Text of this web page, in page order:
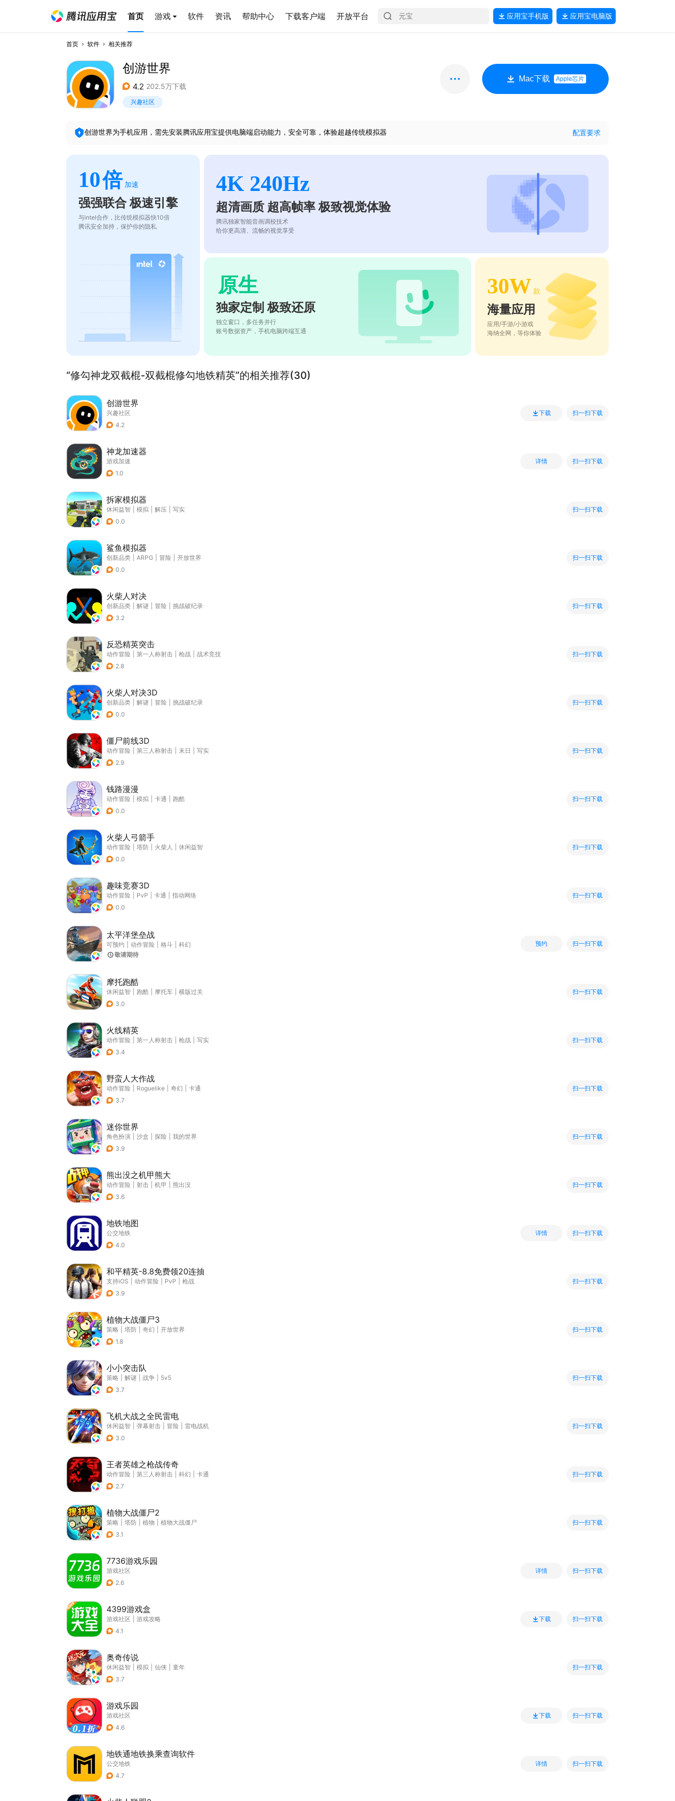
首页 游戏 软件 资讯 帮助中心 下载客户端 开放平台 应用宝手机版 应用宝电脑版
首页 软件 相关推荐
创游世界
4.2 202.5万下载
兴趣社区
Mac下载 Apple芯片
创游世界为手机应用，需先安装腾讯应用宝提供电脑端启动能力，安全可靠，体验超越传统模拟器 配置要求
10倍 加速
强强联合 极速引擎
与intel合作，比传统模拟器快10倍
腾讯安全加持，保护你的隐私
4K 240Hz
超清画质 超高帧率 极致视觉体验
腾讯独家智能音画调校技术
给你更高清、流畅的视觉享受
原生
独家定制 极致还原
独立窗口，多任务并行
账号数据资产，手机电脑跨端互通
30W 款
海量应用
应用/手游/小游戏
海纳全网，等你体验
“修勾神龙双截棍-双截棍修勾地铁精英”的相关推荐(30)
创游世界
兴趣社区
4.2
下载 扫一扫下载
神龙加速器
游戏加速
1.0
详情 扫一扫下载
拆家模拟器
休闲益智 模拟 解压
写实
0.0
扫一扫下载
鲨鱼模拟器
创新品类 ARPG 冒险
开放世界
0.0
扫一扫下载
火柴人对决
创新品类 解谜 冒险
挑战破纪录
3.2
扫一扫下载
反恐精英突击
动作冒险 第一人称射击 枪战
战术竞技
2.8
扫一扫下载
火柴人对决3D
创新品类 解谜 冒险
挑战破纪录
0.0
扫一扫下载
僵尸前线3D
动作冒险 第三人称射击 末日
写实
2.9
扫一扫下载
钱路漫漫
动作冒险 模拟 卡通
跑酷
0.0
扫一扫下载
火柴人弓箭手
动作冒险 塔防 火柴人
休闲益智
0.0
扫一扫下载
趣味竞赛3D
动作冒险 PvP 卡通
指动网络
0.0
扫一扫下载
太平洋堡垒战
可预约 动作冒险 格斗
科幻
敬请期待
预约 扫一扫下载
摩托跑酷
休闲益智 跑酷 摩托车
横版过关
3.0
扫一扫下载
火线精英
动作冒险 第一人称射击 枪战
写实
3.4
扫一扫下载
野蛮人大作战
动作冒险 Roguelike 奇幻
卡通
3.7
扫一扫下载
迷你世界
角色扮演 沙盒 探险
我的世界
3.9
扫一扫下载
熊出没之机甲熊大
动作冒险 射击 机甲
熊出没
3.6
扫一扫下载
地铁地图
公交地铁
4.0
详情 扫一扫下载
和平精英-8.8免费领20连抽
支持iOS 动作冒险 PvP
枪战
3.9
扫一扫下载
植物大战僵尸3
策略 塔防 奇幻
开放世界
1.8
扫一扫下载
小小突击队
策略 解谜 战争
5v5
3.7
扫一扫下载
飞机大战之全民雷电
休闲益智 弹幕射击 冒险
雷电战机
3.0
扫一扫下载
王者英雄之枪战传奇
动作冒险 第三人称射击 科幻
卡通
2.7
扫一扫下载
植物大战僵尸2
策略 塔防 植物
植物大战僵尸
3.1
扫一扫下载
7736游戏乐园
游戏社区
2.6
详情 扫一扫下载
4399游戏盒
游戏社区
游戏攻略
4.1
下载 扫一扫下载
奥奇传说
休闲益智 模拟 仙侠
童年
3.7
扫一扫下载
游戏乐园
游戏社区
4.6
下载 扫一扫下载
地铁通地铁换乘查询软件
公交地铁
4.7
详情 扫一扫下载